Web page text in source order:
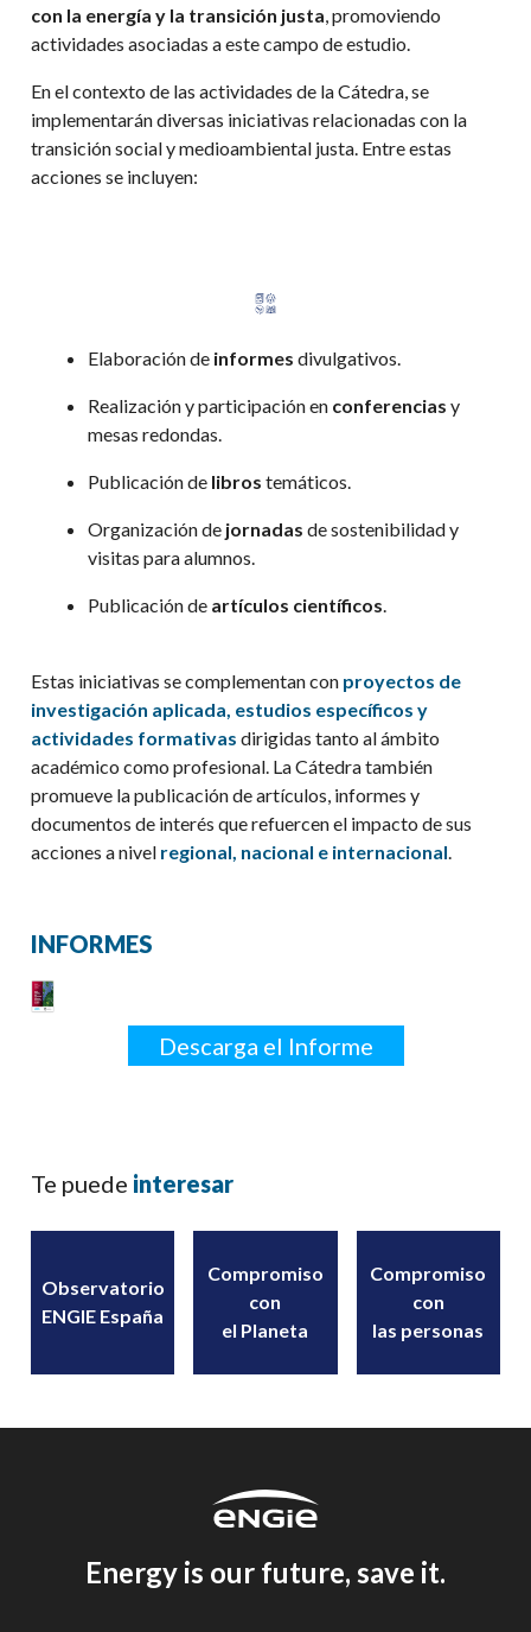
con la energía y la transición justa, promoviendo
actividades asociadas a este campo de estudio.
En el contexto de las actividades de la Cátedra, se
implementarán diversas iniciativas relacionadas con la
transición social y medioambiental justa. Entre estas
acciones se incluyen:
Elaboración de informes divulgativos.
Realización y participación en conferencias y
mesas redondas.
Publicación de libros temáticos.
Organización de jornadas de sostenibilidad y
visitas para alumnos.
Publicación de artículos científicos.
Estas iniciativas se complementan con proyectos de
investigación aplicada, estudios específicos y
actividades formativas dirigidas tanto al ámbito
académico como profesional. La Cátedra también
promueve la publicación de artículos, informes y
documentos de interés que refuercen el impacto de sus
acciones a nivel regional, nacional e internacional.
INFORMES
Descarga el Informe
Te puede interesar
Observatorio
ENGIE España
Compromiso
con
el Planeta
Compromiso
con
las personas
Energy is our future, save it.